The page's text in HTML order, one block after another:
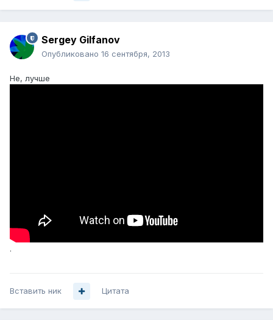
Sergey Gilfanov
Опубликовано 16 сентября, 2013
Не, лучше
.
Вставить ник Цитата